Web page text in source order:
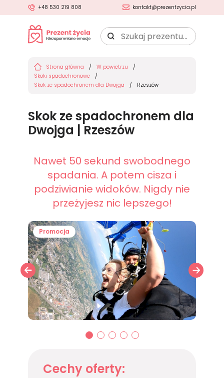
+48 530 219 808 kontakt@prezentzycia.pl
Szukaj
prezentu:
Strona główna
W powietrzu
Skoki spadochronowe
Skok ze spadochronem dla Dwojga
Rzeszów
Skok ze spadochronem dla
Dwojga | Rzeszów
Nawet 50 sekund swobodnego
spadania. A potem cisza i
podziwianie widoków. Nigdy nie
przeżyjesz nic lepszego!
Promocja
01 02 03 04 05
Cechy oferty: